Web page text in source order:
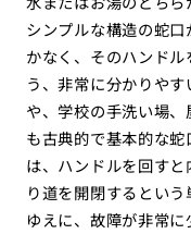
シンプルな構造の蛇
かなく、そのハンド
う、非常に分かりや
や、学校の手洗い場
も古典的で基本的な
は、ハンドルを回す
り道を開閉するとい
ゆえに、故障が非常